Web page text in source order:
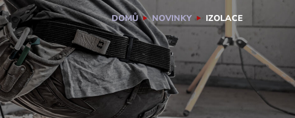
DOMŮ NOVINKY IZOLACE